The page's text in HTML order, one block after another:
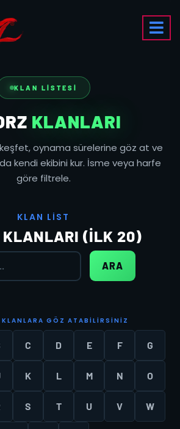
KLAN LISTESI
KLANLARI
keşfet, oynama sürelerine göz at ve
kendi ekibini kur. İsme veya harfe
göre filtrele.
KLAN L I S T
KLANLARI (İLK 20)
ARA
KLANLAR A G Ö Z A T AB I LI R S I NI Z
C D E F G
K L M N O
S T U V W